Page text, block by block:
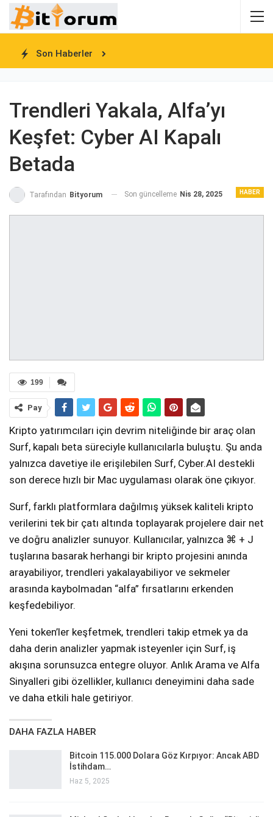
Son Haberler
Trendleri Yakala, Alfa’yı
Keşfet: Cyber AI Kapalı
Betada
HABER
Tarafından Bityorum Son güncelleme Nis 28, 2025
199
Pay
Kripto yatırımcıları için devrim niteliğinde bir araç olan
Surf, kapalı beta süreciyle kullanıcılarla buluştu. Şu anda
yalnızca davetiye ile erişilebilen Surf, Cyber.AI destekli
son derece hızlı bir Mac uygulaması olarak öne çıkıyor.
Surf, farklı platformlara dağılmış yüksek kaliteli kripto
verilerini tek bir çatı altında toplayarak projelere dair net
ve doğru analizler sunuyor. Kullanıcılar, yalnızca ⌘ + J
tuşlarına basarak herhangi bir kripto projesini anında
arayabiliyor, trendleri yakalayabiliyor ve sekmeler
arasında kaybolmadan “alfa” fırsatlarını erkenden
keşfedebiliyor.
Yeni token’ler keşfetmek, trendleri takip etmek ya da
daha derin analizler yapmak isteyenler için Surf, iş
akışına sorunsuzca entegre oluyor. Anlık Arama ve Alfa
Sinyalleri gibi özellikler, kullanıcı deneyimini daha sade
ve daha etkili hale getiriyor.
DAHA FAZLA HABER
Bitcoin 115.000 Dolara Göz Kırpıyor: Ancak ABD
İstihdam…
Haz 5, 2025